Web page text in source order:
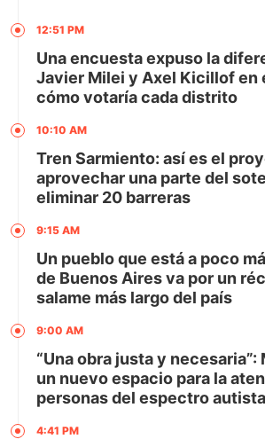
12:51 PM
Una encuesta expuso la
Javier Milei y Axel Kicillof en
cómo votaría cada distrito
10:10 AM
Tren Sarmiento: así es el
aprovechar una parte del
eliminar 20 barreras
9:15 AM
Un pueblo que está a poco
de Buenos Aires va por un
salame más largo del país
9:00 AM
“Una obra justa y
un nuevo espacio para la
personas del espectro autista
4:41 PM